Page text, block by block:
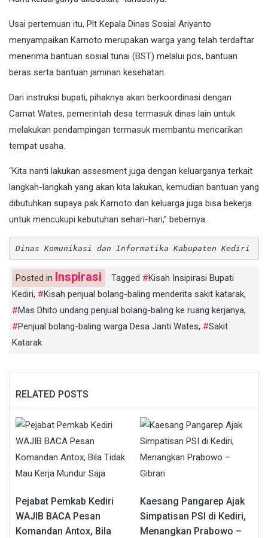
Usai pertemuan itu, Plt Kepala Dinas Sosial Ariyanto
menyampaikan Karnoto merupakan warga yang telah terdaftar
menerima bantuan sosial tunai (BST) melalui pos, bantuan
beras serta bantuan jaminan kesehatan.
Dari instruksi bupati, pihaknya akan berkoordinasi dengan
Camat Wates, pemerintah desa termasuk dinas lain untuk
melakukan pendampingan termasuk membantu mencarikan
tempat usaha.
“Kita nanti lakukan assesment juga dengan keluarganya terkait
langkah-langkah yang akan kita lakukan, kemudian bantuan yang
dibutuhkan supaya pak Karnoto dan keluarga juga bisa bekerja
untuk mencukupi kebutuhan sehari-hari,” bebernya.
Dinas Komunikasi dan Informatika Kabupaten Kediri
Posted in Inspirasi Tagged
Kisah Insipirasi Bupati
Kediri, Kisah penjual bolang-baling menderita sakit katarak,
Mas Dhito undang penjual bolang-baling ke ruang kerjanya,
Penjual bolang-baling warga Desa Janti Wates,
Sakit
Katarak
RELATED POSTS
Pejabat Pemkab Kediri
WAJIB BACA Pesan
Komandan Antox, Bila
Kaesang Pangarep Ajak
Simpatisan PSI di Kediri,
Menangkan Prabowo –